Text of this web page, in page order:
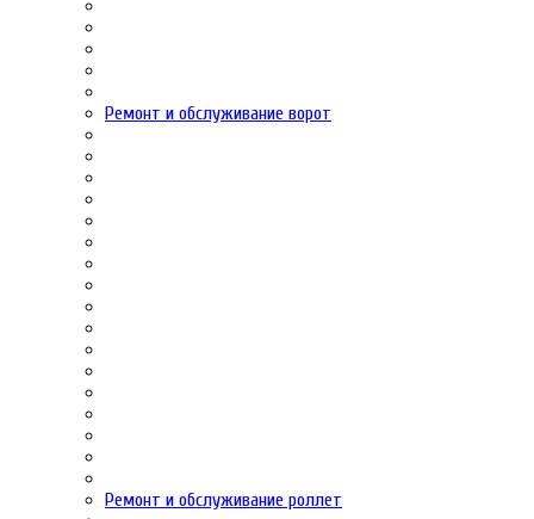
Ремонт и обслуживание ворот
Ремонт и обслуживание роллет